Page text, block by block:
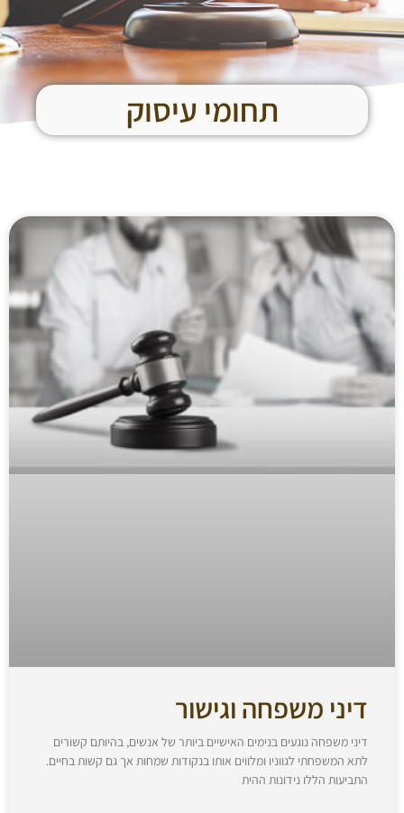
תחומי עיסוק
דיני משפחה וגישור
דיני משפחה נוגעים בנימים האישיים ביותר של אנשים, בהיותם קשורים
לתא המשפחתי לגווניו ומלווים אותו בנקודות שמחות אך גם קשות בחיים.
התביעות הללו נידונות ההית